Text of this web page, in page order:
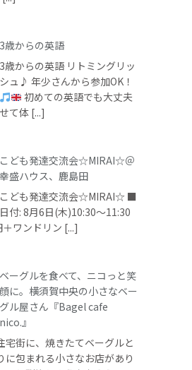
3歳からの英語
3歳からの英語 リトミングリッ
シュ♪ 年少さんから参加OK！
初めての英語でも大丈夫
て体 [...]
こども発達交流会☆MIRAI☆＠
幸盛ハウス、鹿島田
こども発達交流会☆MIRAI☆ ■
日付: 8月6日(木)10:30～11:30
ワンドリン [...]
ベーグルを食べて、ニコっと笑
顔に。横須賀中央の小さなベー
グル屋さん『Bagel cafe
nico.』
宅街に、焼きたてベーグルと
に包まれる小さなお店があり